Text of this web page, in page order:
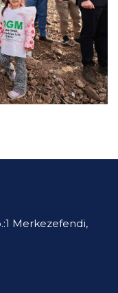
Merkezefendi,